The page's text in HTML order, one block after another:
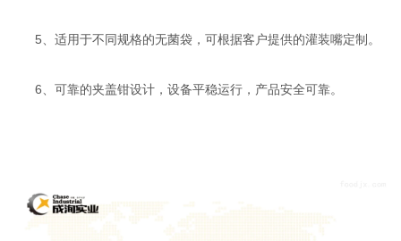
5、适用于不同规格的无菌袋，可根据客户提供的灌装嘴定制。
6、可靠的夹盖钳设计，设备平稳运行，产品安全可靠。